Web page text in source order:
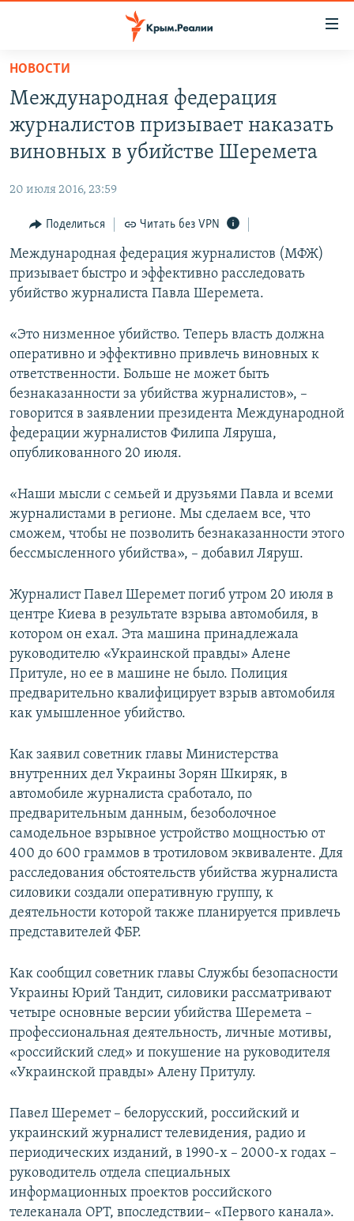
Вернуться
основному
содержанию
Вернутся
главной
Вернутся
поиску
СПЕЦПРОЕКТЫ
11 ЛЕТ ОККУПАЦИИ КРЫМА. 11 ИСТОРИЙ СОПРОТИВЛЕНИЯ
ВОДА
ЕЩЕ
ИНТЕРАКТИВ
ИНФОГРАФИКА
ТЕЛЕПРОЕКТ КРЫМ.РЕАЛИИ
ПРОПАВШИЕ БЕЗ ВЕСТИ
ПОБЕДИТЕЛЕЙ НЕ СУДЯТ?
КРЫМ.НЕПОКОРЕННЫЙ
УКРАИНСКАЯ ПРОБЛЕМА КРЫМА
РАДІО СВОБОДА
КАК ОБОЙТИ БЛОКИРОВКУ
Українською
Qırımtatar
НОВОСТИ
Международная федерация
журналистов призывает наказать
виновных в убийстве Шеремета
20 июля 2016, 23:59
Поделиться Читать без VPN
Международная федерация журналистов (МФЖ)
призывает быстро и эффективно расследовать
убийство журналиста Павла Шеремета.
«Это низменное убийство. Теперь власть должна
оперативно и эффективно привлечь виновных к
ответственности. Больше не может быть
безнаказанности за убийства журналистов», –
говорится в заявлении президента Международной
федерации журналистов Филипа Ляруша,
опубликованного 20 июля.
«Наши мысли с семьей и друзьями Павла и всеми
журналистами в регионе. Мы сделаем все, что
сможем, чтобы не позволить безнаказанности этого
бессмысленного убийства», – добавил Ляруш.
Журналист Павел Шеремет погиб утром 20 июля в
центре Киева в результате взрыва автомобиля, в
котором он ехал. Эта машина принадлежала
руководителю «Украинской правды» Алене
Притуле, но ее в машине не было. Полиция
предварительно квалифицирует взрыв автомобиля
как умышленное убийство.
Как заявил советник главы Министерства
внутренних дел Украины Зорян Шкиряк, в
автомобиле журналиста сработало, по
предварительным данным, безоболочное
самодельное взрывное устройство мощностью от
400 до 600 граммов в тротиловом эквиваленте. Для
расследования обстоятельств убийства журналиста
силовики создали оперативную группу, к
деятельности которой также планируется привлечь
представителей ФБР.
Как сообщил советник главы Службы безопасности
Украины Юрий Тандит, силовики рассматривают
четыре основные версии убийства Шеремета –
профессиональная деятельность, личные мотивы,
«российский след» и покушение на руководителя
«Украинской правды» Алену Притулу.
Павел Шеремет – белорусский, российский и
украинский журналист телевидения, радио и
периодических изданий, в 1990-х – 2000-х годах –
руководитель отдела специальных
информационных проектов российского
телеканала ОРТ, впоследствии– «Первого канала».